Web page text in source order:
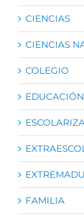
CIENCIAS
CIENCIAS
COLEGIO
EDUCACIÓN
FAMILIA